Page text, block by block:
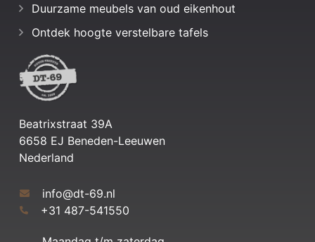
Duurzame meubels van oud eikenhout
Ontdek hoogte verstelbare tafels
Beatrixstraat 39A
6658 EJ Beneden-Leeuwen
Nederland
info@dt-69.nl
+31 487-541550